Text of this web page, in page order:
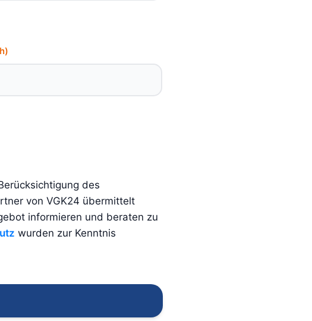
des
von VGK24 übermittelt
informieren und beraten zu
wurden zur Kenntnis